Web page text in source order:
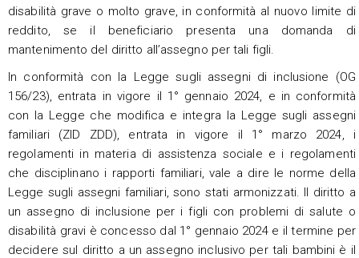
disabilità grave o molto grave, in conformità al nuovo limite di
reddito, se il beneficiario presenta una domanda di
mantenimento del diritto all’assegno per tali figli.
In conformità con la Legge sugli assegni di inclusione (OG
156/23), entrata in vigore il 1° gennaio 2024, e in conformità
con la Legge che modifica e integra la Legge sugli assegni
familiari (ZID ZDD), entrata in vigore il 1° marzo 2024, i
regolamenti in materia di assistenza sociale e i regolamenti
che disciplinano i rapporti familiari, vale a dire le norme della
Legge sugli assegni familiari, sono stati armonizzati. Il diritto a
un assegno di inclusione per i figli con problemi di salute o
disabilità gravi è concesso dal 1° gennaio 2024 e il termine per
decidere sul diritto a un assegno inclusivo per tali bambini è il